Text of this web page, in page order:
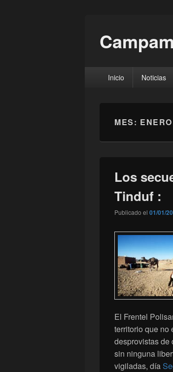
principalInicio Noticias
MES:
Los
Tinduf :
Publicado el 01/01/
El Frentel
territorio que no
desprovistas de
sin ninguna
vigiladas, día